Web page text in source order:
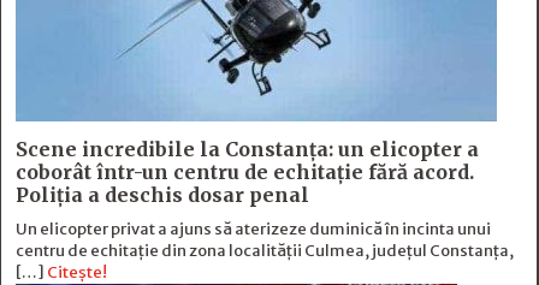
Scene incredibile la Constanța: un elicopter a
coborât într-un centru de echitație fără acord.
Poliția a deschis dosar penal
Un elicopter privat a ajuns să aterizeze duminică în incinta unui
centru de echitație din zona localității Culmea, județul Constanța,
[…] Citește!